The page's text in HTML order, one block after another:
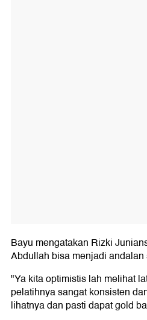
Bayu mengatakan Rizki
Abdullah bisa menjadi
"Ya kita optimistis lah melihat
pelatihnya sangat konsisten
lihatnya dan pasti dapat gold